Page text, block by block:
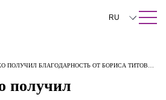
Закрыть
RU
中文
ПОЛУЧИЛ БЛАГОДАРНОСТЬ ОТ БОРИСА ТИТОВА
получил